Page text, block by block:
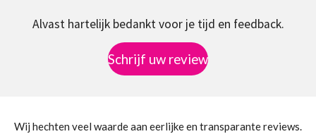
Alvast hartelijk bedankt voor je tijd en feedback.
Schrijf uw review
Wij hechten veel waarde aan eerlijke en transparante reviews.